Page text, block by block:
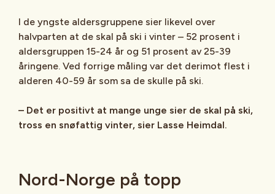
I de yngste aldersgruppene sier likevel over
halvparten at de skal på ski i vinter – 52 prosent i
aldersgruppen 15-24 år og 51 prosent av 25-39
åringene. Ved forrige måling var det derimot flest i
alderen 40-59 år som sa de skulle på ski.
– Det er positivt at mange unge sier de skal på ski,
tross en snøfattig vinter, sier Lasse Heimdal.
Nord-Norge på topp